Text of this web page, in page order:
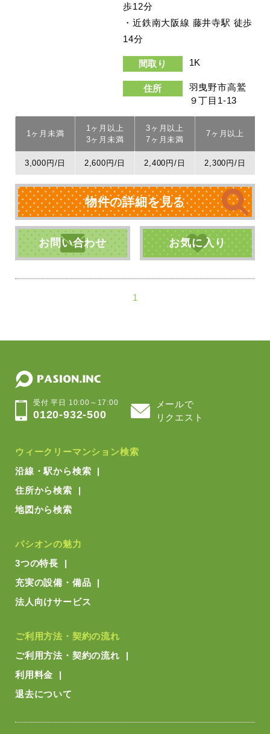
歩12分
・近鉄南大阪線 藤井寺駅 徒歩
14分
間取り 1K
住所
羽曳野市高鷲
９丁目1-13
1ヶ月未満
1ヶ月以上
3ヶ月未満
3ヶ月以上
7ヶ月未満
7ヶ月以上
3,000円/日 2,600円/日 2,400円/日 2,300円/日
物件の詳細を見る
お問い合わせ お気に入り
1
受付 平日 10:00～17:00
0120-932-500
メールで
リクエスト
ウィークリーマンション検索
沿線・駅から検索
住所から検索
地図から検索
パシオンの魅力
3つの特長
充実の設備・備品
法人向けサービス
ご利用方法・契約の流れ
ご利用方法・契約の流れ
利用料金
退去について